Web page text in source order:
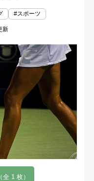
#スポーツ
新
1 枚）